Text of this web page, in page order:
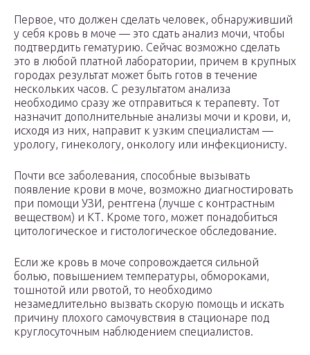
Первое, что должен сделать человек, обнаруживший
у себя кровь в моче — это сдать анализ мочи, чтобы
подтвердить гематурию. Сейчас возможно сделать
это в любой платной лаборатории, причем в крупных
городах результат может быть готов в течение
нескольких часов. С результатом анализа
необходимо сразу же отправиться к терапевту. Тот
назначит дополнительные анализы мочи и крови, и,
исходя из них, направит к узким специалистам —
урологу, гинекологу, онкологу или инфекционисту.
Почти все заболевания, способные вызывать
появление крови в моче, возможно диагностировать
при помощи УЗИ, рентгена (лучше с контрастным
веществом) и КТ. Кроме того, может понадобиться
цитологическое и гистологическое обследование.
Если же кровь в моче сопровождается сильной
болью, повышением температуры, обмороками,
тошнотой или рвотой, то необходимо
незамедлительно вызвать скорую помощь и искать
причину плохого самочувствия в стационаре под
круглосуточным наблюдением специалистов.